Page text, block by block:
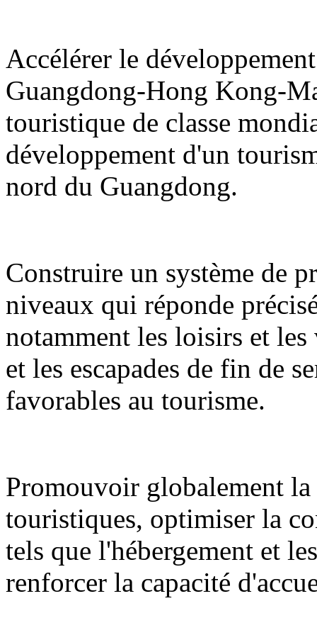
Accélérer le
Guangdong-Hong Kong-
touristique de classe
développement d'un
nord du Guangdong.
Construire un système de
niveaux qui réponde
notamment les loisirs et
et les escapades de fin de
favorables au tourisme.
Promouvoir globalement
touristiques, optimiser la
tels que l'hébergement et
renforcer la capacité